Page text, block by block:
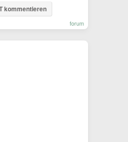
kommentieren
forum